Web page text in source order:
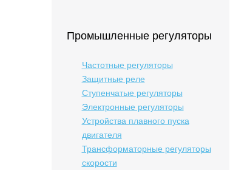
Промышленные регуляторы
Частотные регуляторы
Защитные реле
Ступенчатые регуляторы
Электронные регуляторы
Устройства плавного пуска
двигателя
Трансформаторные регуляторы
скорости